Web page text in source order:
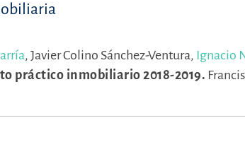
, Javier Colino Sánchez-Ventura, Ignacio
práctico inmobiliario 2018-2019.